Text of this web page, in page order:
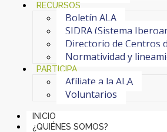
RECURSOS
Boletín ALA
SIDRA (Sistema
Directorio de Centros
Normatividad y
PARTICIPA
Afíliate a la ALA
Voluntarios
INICIO
¿QUIÉNES SOMOS?